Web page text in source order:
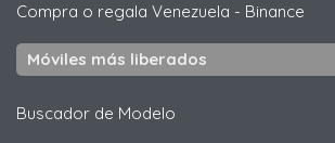
Compra o regala Venezuela - Binance
Móviles más liberados
Buscador de Modelo